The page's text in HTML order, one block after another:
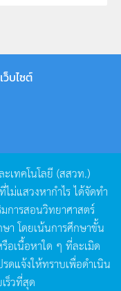
บไซต์
เทคโนโลยี (สสวท.)
ม่แสวงหากำไรได้จัดทำ
มการสอนวิทยาศาสตร์
า โดยเน้นการศึกษาขั้น
อเนื้อหาใด ๆ ที่ละเมิด
รดแจ้งให้ทราบเพื่อดำเนิน
ร็วที่สุด